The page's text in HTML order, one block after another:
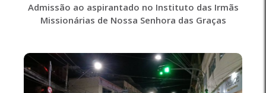
Admissão ao aspirantado no Instituto das Irmãs
Missionárias de Nossa Senhora das Graças